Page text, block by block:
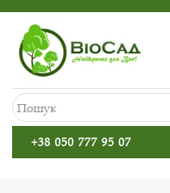
+38 050 777 95 07